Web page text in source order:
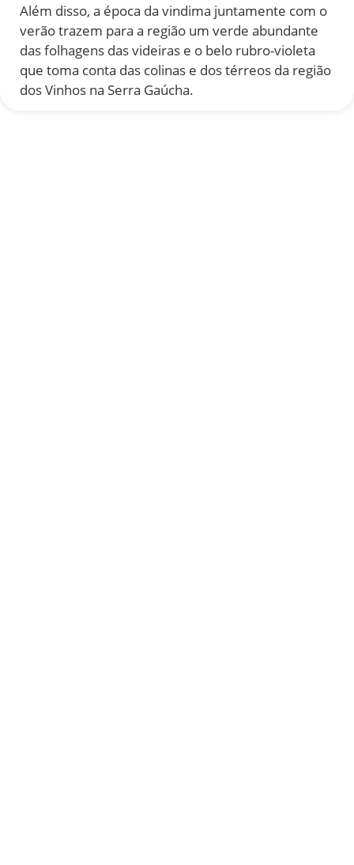
Além disso, a época da vindima juntamente com o
verão trazem para a região um verde abundante
das folhagens das videiras e o belo rubro-violeta
que toma conta das colinas e dos térreos da região
dos Vinhos na Serra Gaúcha.